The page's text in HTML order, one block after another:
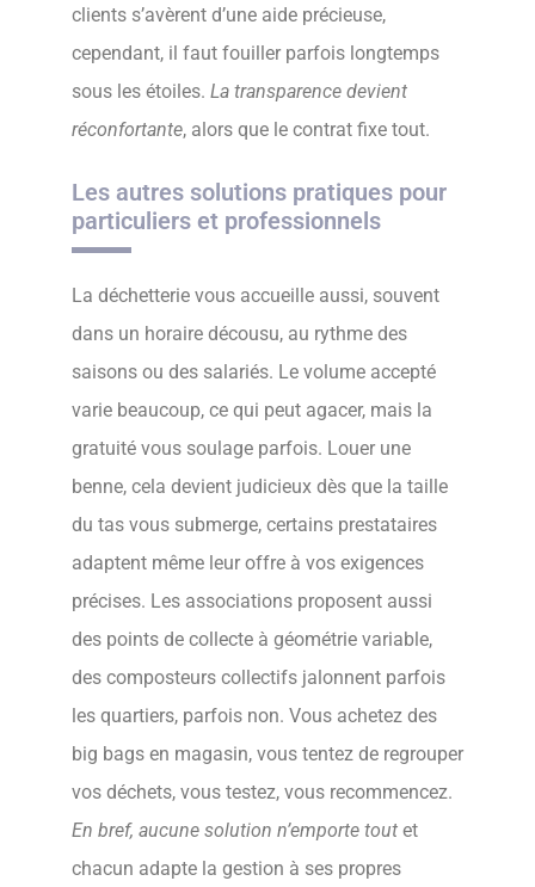
clients s’avèrent d’une aide précieuse,
cependant, il faut fouiller parfois longtemps
sous les étoiles. La transparence devient
réconfortante, alors que le contrat fixe tout.
Les autres solutions pratiques pour
particuliers et professionnels
La déchetterie vous accueille aussi, souvent
dans un horaire décousu, au rythme des
saisons ou des salariés. Le volume accepté
varie beaucoup, ce qui peut agacer, mais la
gratuité vous soulage parfois. Louer une
benne, cela devient judicieux dès que la taille
du tas vous submerge, certains prestataires
adaptent même leur offre à vos exigences
précises. Les associations proposent aussi
des points de collecte à géométrie variable,
des composteurs collectifs jalonnent parfois
les quartiers, parfois non. Vous achetez des
big bags en magasin, vous tentez de regrouper
vos déchets, vous testez, vous recommencez.
En bref, aucune solution n’emporte tout et
chacun adapte la gestion à ses propres